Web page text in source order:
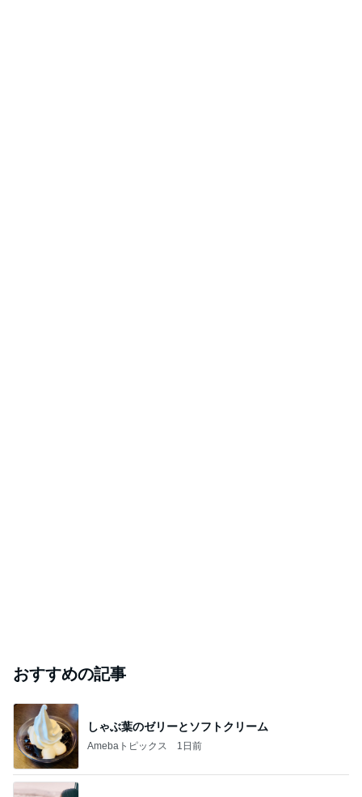
おすすめの記事
しゃぶ葉のゼリーとソフトクリーム
Amebaトピックス 1日前